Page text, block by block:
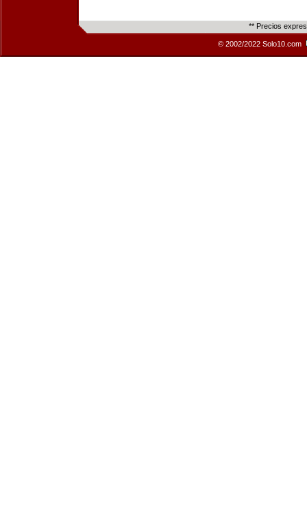
** Precios
© 2002/2022 Solo10.com